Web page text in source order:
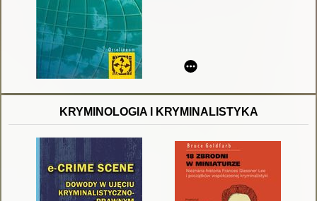
KRYMINOLOGIA I KRYMINALISTYKA